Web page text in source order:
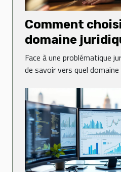
Comment
domaine
affaire ?
Face à une problématique
de savoir vers quel